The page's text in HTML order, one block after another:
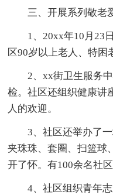
三、开展系列敬老
1、20xx年10月23
区90岁以上老人、特困
2、xx街卫生服务
检。社区还组织健康讲
人的欢迎。
3、社区还举办了
夹珠珠、套圈、扫篮球
开了怀。有100余名社
4、社区组织青年